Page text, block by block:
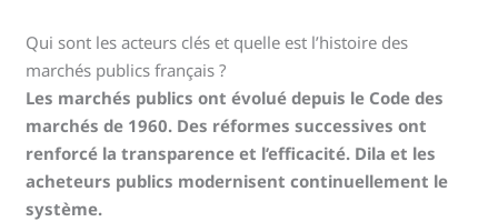
Qui sont les acteurs clés et quelle est l’histoire des
marchés publics français ?
Les marchés publics ont évolué depuis le Code des
marchés de 1960. Des réformes successives ont
renforcé la transparence et l’efficacité. Dila et les
acheteurs publics modernisent continuellement le
système.